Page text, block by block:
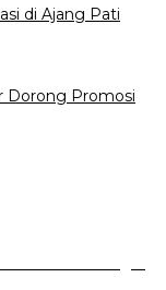
di Ajang Pati
Dorong Promosi